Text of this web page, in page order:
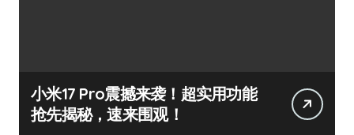
小米17 Pro震撼来袭！超实用功能
抢先揭秘，速来围观！